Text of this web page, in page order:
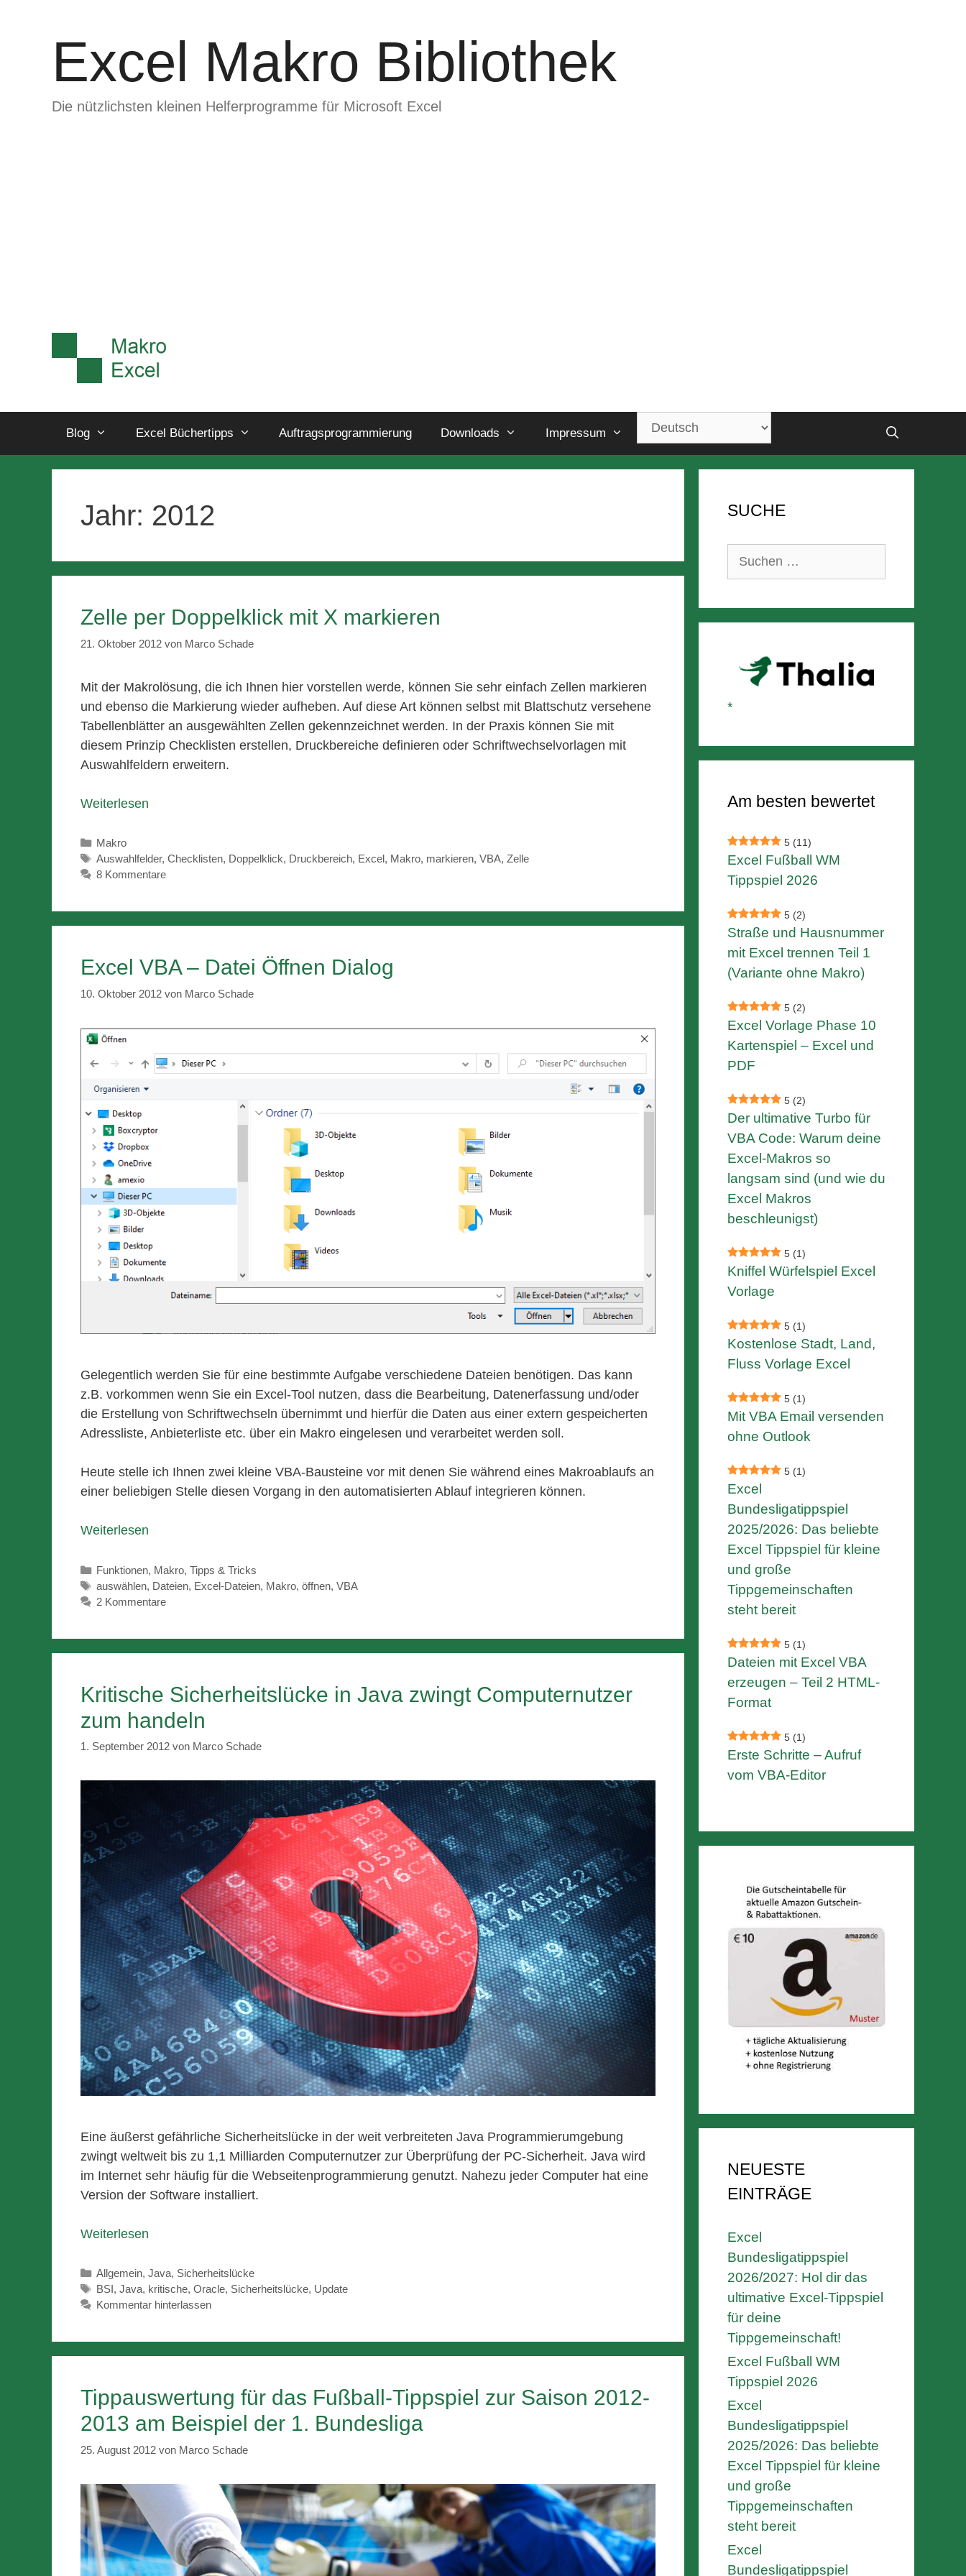
Excel Makro Bibliothek
Die nützlichsten kleinen Helferprogramme für Microsoft Excel
Blog Excel Büchertipps Auftragsprogrammierung Downloads Impressum
Jahr: 2012
Zelle per Doppelklick mit X markieren
21. Oktober 2012 von Marco Schade
Mit der Makrolösung, die ich Ihnen hier vorstellen werde, können Sie sehr einfach Zellen markieren
und ebenso die Markierung wieder aufheben. Auf diese Art können selbst mit Blattschutz versehene
Tabellenblätter an ausgewählten Zellen gekennzeichnet werden. In der Praxis können Sie mit
diesem Prinzip Checklisten erstellen, Druckbereiche definieren oder Schriftwechselvorlagen mit
Auswahlfeldern erweitern.
Weiterlesen
Kategorien
Makro
Schlagwörter
Auswahlfelder,Checklisten, Doppelklick, Druckbereich, Excel, Makro, markieren,VBA,Zelle
8 Kommentare
Excel VBA – Datei Öffnen Dialog
10. Oktober 2012 von Marco Schade
Gelegentlich werden Sie für eine bestimmte Aufgabe verschiedene Dateien benötigen. Das kann
z.B. vorkommen wenn Sie ein Excel-Tool nutzen, dass die Bearbeitung, Datenerfassung und/oder
die Erstellung von Schriftwechseln übernimmt und hierfür die Daten aus einer extern gespeicherten
Adressliste, Anbieterliste etc. über ein Makro eingelesen und verarbeitet werden soll.
Heute stelle ich Ihnen zwei kleine VBA-Bausteine vor mit denen Sie während eines Makroablaufs an
einer beliebigen Stelle diesen Vorgang in den automatisierten Ablauf integrieren können.
Weiterlesen
Kategorien
Funktionen, Makro,Tipps & Tricks
Schlagwörter
auswählen, Dateien, Excel-Dateien, Makro,öffnen,VBA
2 Kommentare
Kritische Sicherheitslücke in Java zwingt Computernutzer
zum handeln
1. September 2012 von Marco Schade
Eine äußerst gefährliche Sicherheitslücke in der weit verbreiteten Java Programmierumgebung
zwingt weltweit bis zu 1,1 Milliarden Computernutzer zur Überprüfung der PC-Sicherheit. Java wird
im Internet sehr häufig für die Webseitenprogrammierung genutzt. Nahezu jeder Computer hat eine
Version der Software installiert.
Weiterlesen
Kategorien
Allgemein,Java, Sicherheitslücke
Schlagwörter
BSI,Java, kritische,Oracle, Sicherheitslücke, Update
Kommentar hinterlassen
Tippauswertung für das Fußball-Tippspiel zur Saison 2012-
2013 am Beispiel der 1. Bundesliga
25. August 2012 von Marco Schade
SUCHE
Suchen
Am besten bewertet
5 (11)
Excel Fußball WM
Tippspiel 2026
5 (2)
Straße und Hausnummer
mit Excel trennen Teil 1
(Variante ohne Makro)
5 (2)
Excel Vorlage Phase 10
Kartenspiel – Excel und
PDF
5 (2)
Der ultimative Turbo für
VBA Code: Warum deine
Excel-Makros so
langsam sind (und wie du
Excel Makros
beschleunigst)
5 (1)
Kniffel Würfelspiel Excel
Vorlage
5 (1)
Kostenlose Stadt, Land,
Fluss Vorlage Excel
5 (1)
Mit VBA Email versenden
ohne Outlook
5 (1)
Excel
Bundesligatippspiel
2025/2026: Das beliebte
Excel Tippspiel für kleine
und große
Tippgemeinschaften
steht bereit
5 (1)
Dateien mit Excel VBA
erzeugen – Teil 2 HTML-
Format
5 (1)
Erste Schritte – Aufruf
vom VBA-Editor
NEUESTE
EINTRÄGE
Excel
Bundesligatippspiel
2026/2027: Hol dir das
ultimative Excel-Tippspiel
für deine
Tippgemeinschaft!
Excel Fußball WM
Tippspiel 2026
Excel
Bundesligatippspiel
2025/2026: Das beliebte
Excel Tippspiel für kleine
und große
Tippgemeinschaften
steht bereit
Excel
Bundesligatippspiel